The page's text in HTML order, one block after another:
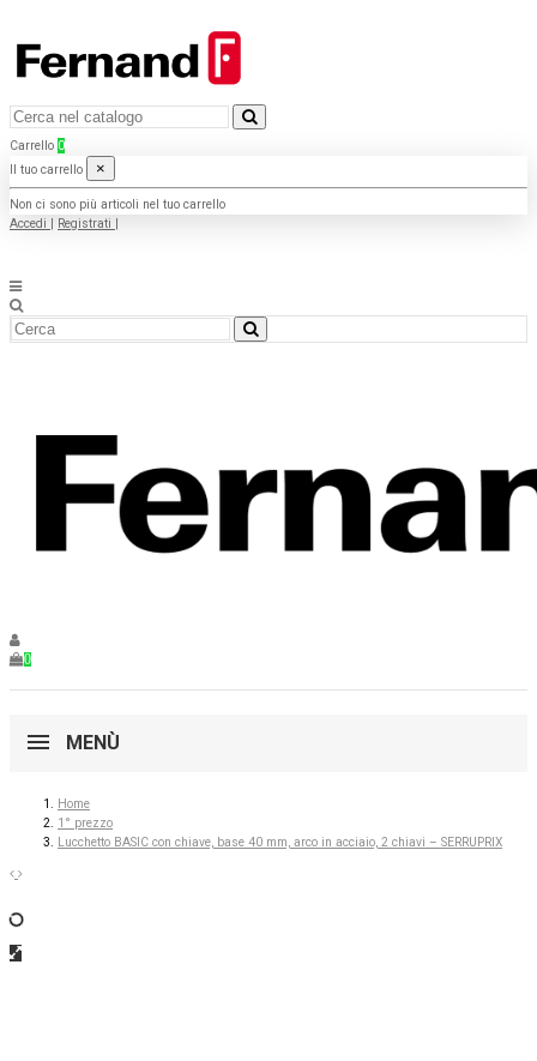
Carrello 0
Il tuo carrello
×
Non ci sono più articoli nel tuo carrello
Accedi
Registrati
0
MENÙ
Home
1° prezzo
Lucchetto BASIC con chiave, base 40 mm, arco in acciaio, 2 chiavi – SERRUPRIX